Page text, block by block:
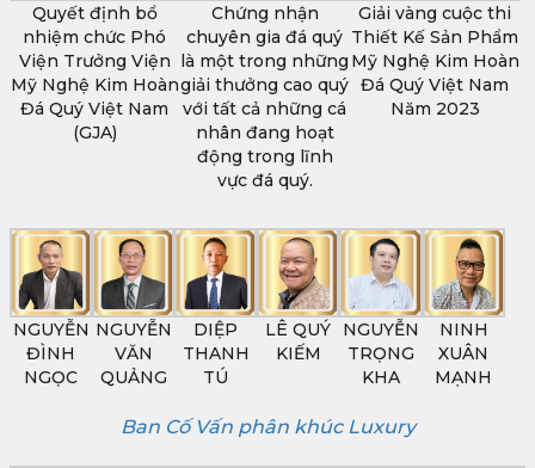
Quyết định bổ
nhiệm chức Phó
Viện Trưởng Viện
Mỹ Nghệ Kim Hoàn
Đá Quý Việt Nam
(GJA)
Chứng nhận
chuyên gia đá quý
là một trong những
giải thưởng cao quý
với tất cả những cá
nhân đang hoạt
động trong lĩnh
vực đá quý.
Giải vàng cuộc thi
Thiết Kế Sản Phẩm
Mỹ Nghệ Kim Hoàn
Đá Quý Việt Nam
Năm 2023
NGUYỄN
ĐÌNH
NGỌC
NGUYỄN
VĂN
QUẢNG
DIỆP
THANH
TÚ
LÊ QUÝ
KIẾM
NGUYỄN
TRỌNG
KHA
NINH
XUÂN
MẠNH
Ban Cố Vấn phân khúc Luxury